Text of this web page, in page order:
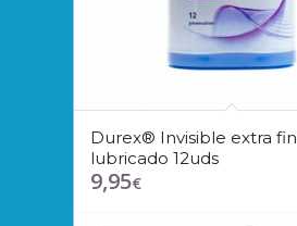
Durex® Invisible extra
lubricado 12uds
9,95€